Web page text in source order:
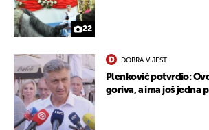
22
DOBRA VIJEST
Plenković potvrdio:
goriva, a ima još jedna